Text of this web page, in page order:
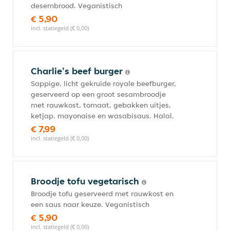
desembrood. Veganistisch
€ 5,90
incl. statiegeld (€ 0,00)
Charlie's beef burger
Sappige, licht gekruide royale beefburger,
geserveerd op een groot sesambroodje
met rauwkost, tomaat, gebakken uitjes,
ketjap, mayonaise en wasabisaus. Halal.
€ 7,99
incl. statiegeld (€ 0,00)
Broodje tofu vegetarisch
Broodje tofu geserveerd met rauwkost en
een saus naar keuze. Veganistisch
€ 5,90
incl. statiegeld (€ 0,00)